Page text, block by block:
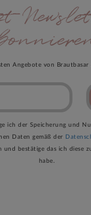
Angebote von Brautbasar
ich der Speicherung und
Daten gemäß der
und bestätige das ich diese
habe.